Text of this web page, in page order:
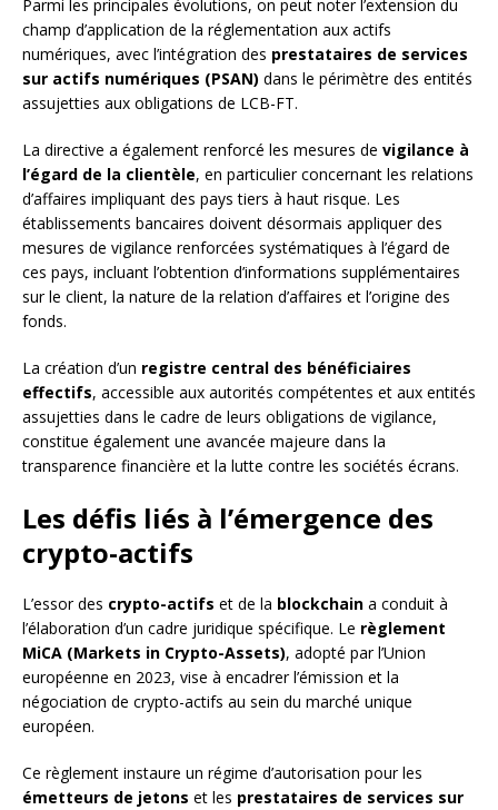
Parmi les principales évolutions, on peut noter l’extension du
champ d’application de la réglementation aux actifs
numériques, avec l’intégration des prestataires de services
sur actifs numériques (PSAN) dans le périmètre des entités
assujetties aux obligations de LCB-FT.
La directive a également renforcé les mesures de vigilance à
l’égard de la clientèle, en particulier concernant les relations
d’affaires impliquant des pays tiers à haut risque. Les
établissements bancaires doivent désormais appliquer des
mesures de vigilance renforcées systématiques à l’égard de
ces pays, incluant l’obtention d’informations supplémentaires
sur le client, la nature de la relation d’affaires et l’origine des
fonds.
La création d’un registre central des bénéficiaires
effectifs, accessible aux autorités compétentes et aux entités
assujetties dans le cadre de leurs obligations de vigilance,
constitue également une avancée majeure dans la
transparence financière et la lutte contre les sociétés écrans.
Les défis liés à l’émergence des
crypto-actifs
L’essor des crypto-actifs et de la blockchain a conduit à
l’élaboration d’un cadre juridique spécifique. Le règlement
MiCA (Markets in Crypto-Assets), adopté par l’Union
européenne en 2023, vise à encadrer l’émission et la
négociation de crypto-actifs au sein du marché unique
européen.
Ce règlement instaure un régime d’autorisation pour les
émetteurs de jetons et les prestataires de services sur